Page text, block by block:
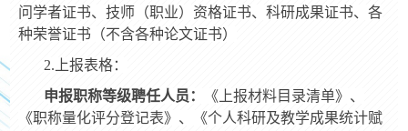
问学者证书、技师（职业）资格证书、科研成果证书、各
种荣誉证书（不含各种论文证书）
2. 上报表格：
申报职称等级聘任人员：
《上报材料目录清单》、
《职称量化评分登记表》、《个人科研及教学成果统计赋